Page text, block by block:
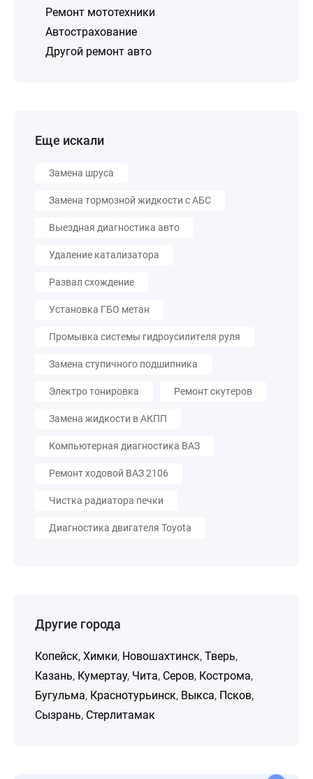
Ремонт мототехники
Автострахование
Другой ремонт авто
Еще искали
Замена шруса
Замена тормозной жидкости с АБС
Выездная диагностика авто
Удаление катализатора
Развал схождение
Установка ГБО метан
Промывка системы гидроусилителя руля
Замена ступичного подшипника
Электро тонировка Ремонт скутеров
Замена жидкости в АКПП
Компьютерная диагностика ВАЗ
Ремонт ходовой ВАЗ 2106
Чистка радиатора печки
Диагностика двигателя Toyota
Другие города
Копейск, Химки, Новошахтинск, Тверь,
Казань, Кумертау, Чита, Серов, Кострома,
Бугульма, Краснотурьинск, Выкса, Псков,
Сызрань, Стерлитамак